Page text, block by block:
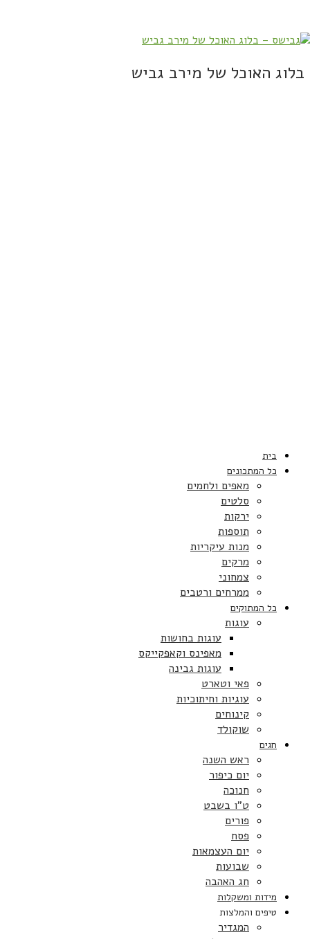
בלוג האוכל של מירב גביש
בית
כל המתכונים
מאפים ולחמים
סלטים
ירקות
תוספות
מנות עיקריות
מרקים
צמחוני
ממרחים ורטבים
כל המתוקים
עוגות
עוגות בחושות
מאפינס וקאפקייקס
עוגות גבינה
פאי וטארט
עוגיות וחיתוכיות
קינוחים
שוקולד
חגים
ראש השנה
יום כיפור
חנוכה
ט”ו בשבט
פורים
פסח
יום העצמאות
שבועות
חג האהבה
מידות ומשקלות
טיפים והמלצות
המגדיר